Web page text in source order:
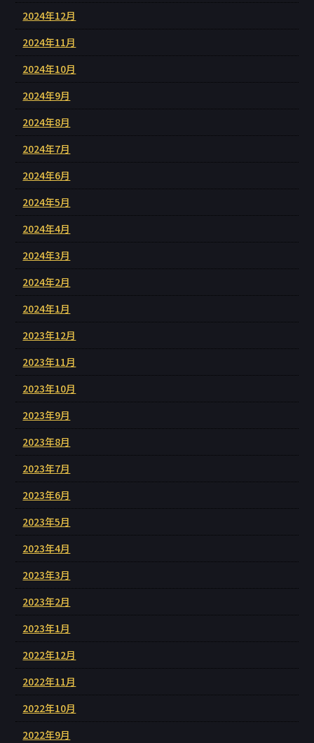
2024年12月
2024年11月
2024年10月
2024年9月
2024年8月
2024年7月
2024年6月
2024年5月
2024年4月
2024年3月
2024年2月
2024年1月
2023年12月
2023年11月
2023年10月
2023年9月
2023年8月
2023年7月
2023年6月
2023年5月
2023年4月
2023年3月
2023年2月
2023年1月
2022年12月
2022年11月
2022年10月
2022年9月